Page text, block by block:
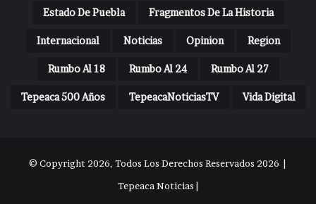
Estado De Puebla Fragmentos De La Historia
Internacional Noticias Opinion Region
Rumbo Al 18 Rumbo Al 24 Rumbo Al 27
Tepeaca 500 Años TepeacaNoticiasTV Vida Digital
© Copyright 2026, Todos Los Derechos Reservados 2026 |
Tepeaca Noticias |